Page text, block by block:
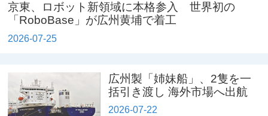
京東、ロボット新領域に本格参入 世界初の
「RoboBase」が広州黄埔で着工
2026-07-25
広州製「姉妹船」、2隻を一
括引き渡し 海外市場へ出航
2026-07-22